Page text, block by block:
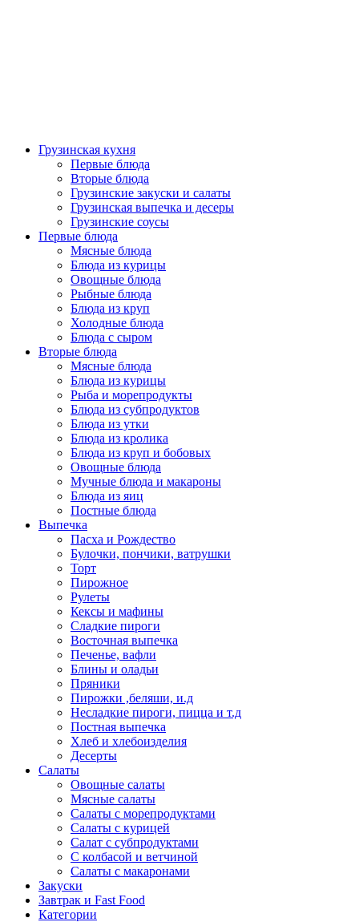
Грузинская кухня
Первые блюда
Вторые блюда
Грузинские закуски и салаты
Грузинская выпечка и десеры
Грузинские соусы
Первые блюда
Мясные блюда
Блюда из курицы
Овощные блюда
Рыбные блюда
Блюда из круп
Холодные блюда
Блюда с сыром
Вторые блюда
Мясные блюда
Блюда из курицы
Рыба и морепродукты
Блюда из субпродуктов
Блюда из утки
Блюда из кролика
Блюда из круп и бобовых
Овощные блюда
Мучные блюда и макароны
Блюда из яиц
Постные блюда
Выпечка
Пасха и Рождество
Булочки, пончики, ватрушки
Торт
Пирожное
Рулеты
Кексы и мафины
Сладкие пироги
Восточная выпечка
Печенье, вафли
Блины и оладьи
Пряники
Пирожки ,беляши, и.д
Несладкие пироги, пицца и т.д
Постная выпечка
Хлеб и хлебоизделия
Десерты
Салаты
Овощные салаты
Мясные салаты
Салаты с морепродуктами
Салаты с курицей
Салат с субпродуктами
С колбасой и ветчиной
Салаты с макаронами
Закуски
Завтрак и Fast Food
Категории